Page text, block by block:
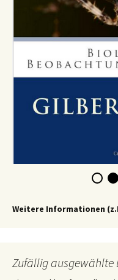
Weitere Informationen
Zufällig ausgewählte